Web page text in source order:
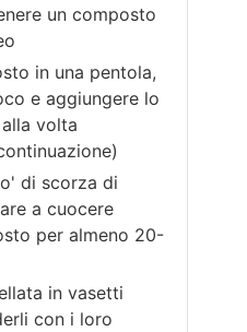
un composto
in una pentola,
e aggiungere lo
volta
di scorza di
a cuocere
per almeno 20-
in vasetti
con i loro